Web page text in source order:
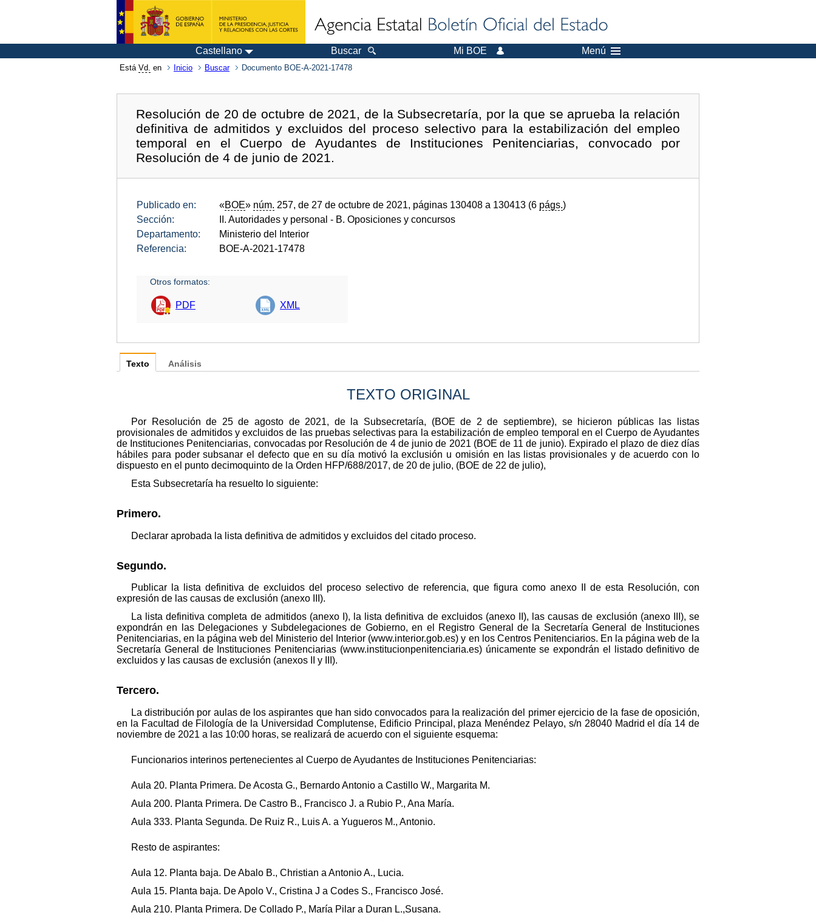
Castellano Buscar Mi BOE Menú
Está Vd. en Inicio Buscar Documento BOE-A-2021-17478
Resolución de 20 de octubre de 2021, de la Subsecretaría, por la que se aprueba la relación
definitiva de admitidos y excluidos del proceso selectivo para la estabilización del empleo
temporal en el Cuerpo de Ayudantes de Instituciones Penitenciarias, convocado por
Resolución de 4 de junio de 2021.
Publicado en: «BOE» núm. 257, de 27 de octubre de 2021, páginas 130408 a 130413 (6 págs.)
Sección:
II. Autoridades y personal - B. Oposiciones y concursos
Departamento:
Ministerio del Interior
Referencia:
BOE-A-2021-17478
Otros formatos:
PDF XML
Texto
TEXTO ORIGINAL
Por Resolución de 25 de agosto de 2021, de la Subsecretaría, (BOE de 2 de septiembre), se hicieron públicas las listas
provisionales de admitidos y excluidos de las pruebas selectivas para la estabilización de empleo temporal en el Cuerpo de Ayudantes
de Instituciones Penitenciarias, convocadas por Resolución de 4 de junio de 2021 (BOE de 11 de junio). Expirado el plazo de diez días
hábiles para poder subsanar el defecto que en su día motivó la exclusión u omisión en las listas provisionales y de acuerdo con lo
dispuesto en el punto decimoquinto de la Orden HFP/688/2017, de 20 de julio, (BOE de 22 de julio),
Esta Subsecretaría ha resuelto lo siguiente:
Primero.
Declarar aprobada la lista definitiva de admitidos y excluidos del citado proceso.
Segundo.
Publicar la lista definitiva de excluidos del proceso selectivo de referencia, que figura como anexo II de esta Resolución, con
expresión de las causas de exclusión (anexo III).
La lista definitiva completa de admitidos (anexo I), la lista definitiva de excluidos (anexo II), las causas de exclusión (anexo III), se
expondrán en las Delegaciones y Subdelegaciones de Gobierno, en el Registro General de la Secretaría General de Instituciones
Penitenciarias, en la página web del Ministerio del Interior (www.interior.gob.es) y en los Centros Penitenciarios. En la página web de la
Secretaría General de Instituciones Penitenciarias (www.institucionpenitenciaria.es) únicamente se expondrán el listado definitivo de
excluidos y las causas de exclusión (anexos II y III).
Tercero.
La distribución por aulas de los aspirantes que han sido convocados para la realización del primer ejercicio de la fase de oposición,
en la Facultad de Filología de la Universidad Complutense, Edificio Principal, plaza Menéndez Pelayo, s/n 28040 Madrid el día 14 de
noviembre de 2021 a las 10:00 horas, se realizará de acuerdo con el siguiente esquema:
Funcionarios interinos pertenecientes al Cuerpo de Ayudantes de Instituciones Penitenciarias:
Aula 20. Planta Primera. De Acosta G., Bernardo Antonio a Castillo W., Margarita M.
Aula 200. Planta Primera. De Castro B., Francisco J. a Rubio P., Ana María.
Aula 333. Planta Segunda. De Ruiz R., Luis A. a Yugueros M., Antonio.
Resto de aspirantes:
Aula 12. Planta baja. De Abalo B., Christian a Antonio A., Lucia.
Aula 15. Planta baja. De Apolo V., Cristina J a Codes S., Francisco José.
Aula 210. Planta Primera. De Collado P., María Pilar a Duran L.,Susana.
Análisis